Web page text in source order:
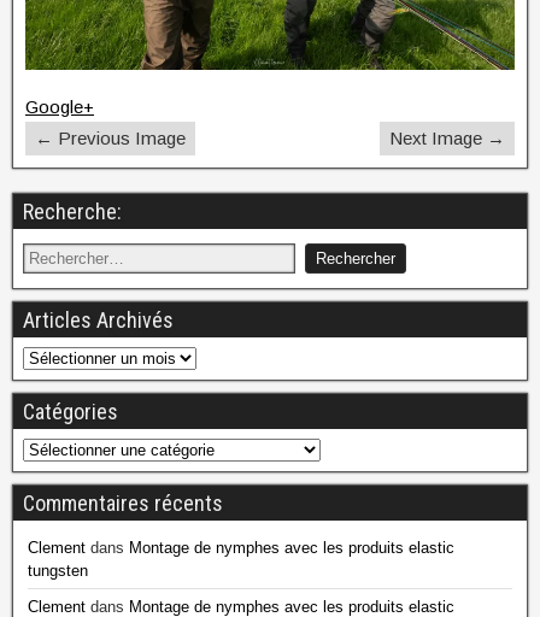
Google+
← Previous Image
Next Image →
Recherche:
Articles Archivés
Catégories
Commentaires récents
Clement dans Montage de nymphes avec les produits elastic
tungsten
Clement dans Montage de nymphes avec les produits elastic